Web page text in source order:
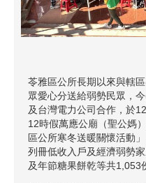
苓雅區公所長期以來與轄
眾愛心分送給弱勢民眾，
及台灣電力公司合作，於
12時假萬應公廟（聖公媽
區公所寒冬送暖關懷活動
列冊低收入戶及經濟弱勢
及年節糖果餅乾等共1,053